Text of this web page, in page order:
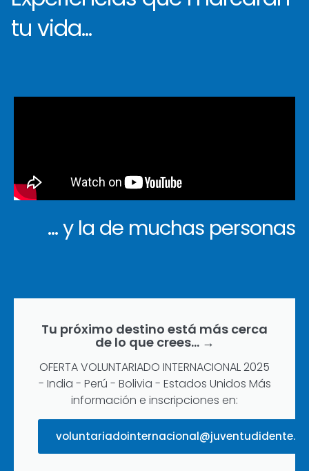
tu vida...
... y la de muchas personas
Tu próximo destino está más cerca
de lo que crees… →
OFERTA VOLUNTARIADO INTERNACIONAL 2025
- India - Perú - Bolivia - Estados Unidos Más
información e inscripciones en:
voluntariadointernacional@juventudidente.es